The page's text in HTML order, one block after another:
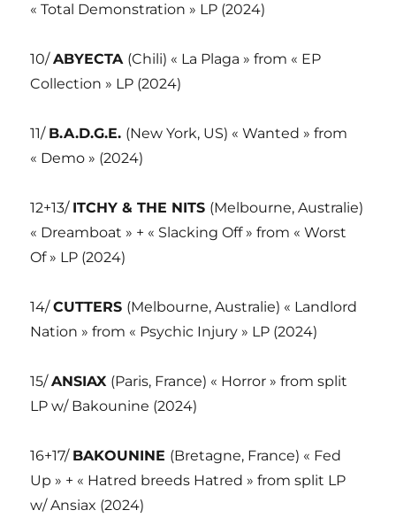
« Total Demonstration » LP (2024)
10/ABYECTA (Chili) « La Plaga » from « EP
Collection » LP (2024)
11/ B.A.D.G.E. (New York, US) « Wanted » from
« Demo » (2024)
12+13/ ITCHY & THE NITS (Melbourne, Australie)
« Dreamboat » + « Slacking Off » from « Worst
Of » LP (2024)
14/CUTTERS (Melbourne, Australie) « Landlord
Nation » from « Psychic Injury » LP (2024)
15/ANSIAX (Paris, France) « Horror » from split
LP w/ Bakounine (2024)
16+17/ BAKOUNINE (Bretagne, France) « Fed
Up » + « Hatred breeds Hatred » from split LP
w/ Ansiax (2024)